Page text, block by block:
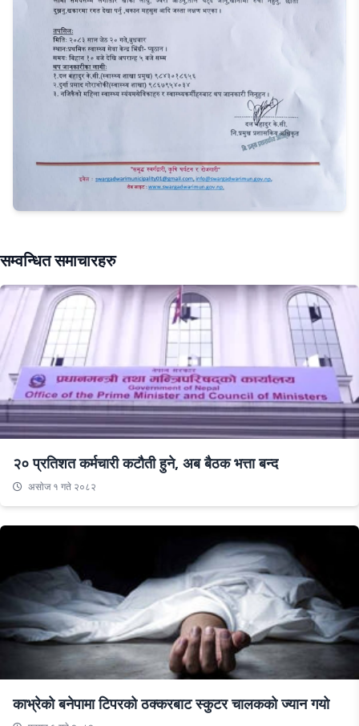
सम्वन्धित समाचारहरु
२० प्रतिशत कर्मचारी कटौती हुने, अब बैठक भत्ता बन्द
असाेज १ गते २०८२
काभ्रेको बनेपामा टिपरको ठक्करबाट स्कुटर चालकको ज्यान गयो